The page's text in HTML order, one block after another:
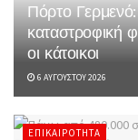
Πόρτο
καταστροφική
οι κάτοικοι
6 ΑΥΓΟΎΣΤΟΥ 2026
ΕΠΙΚΑΙΡΌΤΗΤΑ